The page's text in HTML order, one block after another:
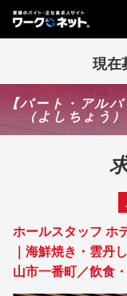
現在
【パート・アル
（よしちょう
ホールスタッフ ホ
｜海鮮焼き・雲丹
山市一番町／飲食